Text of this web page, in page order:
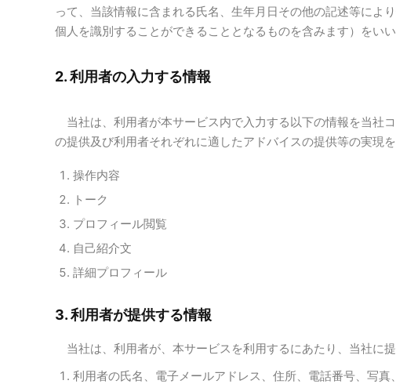
って、当該情報に含まれる氏名、生年月日その他の記述等によ
個人を識別することができることとなるものを含みます）をいい
2. 利用者の入力する情報
当社は、利用者が本サービス内で入力する以下の情報を当社
の提供及び利用者それぞれに適したアドバイスの提供等の実現を
操作内容
トーク
プロフィール閲覧
自己紹介文
詳細プロフィール
3. 利用者が提供する情報
当社は、利用者が、本サービスを利用するにあたり、当社に
利用者の氏名、電子メールアドレス、住所、電話番号、写真